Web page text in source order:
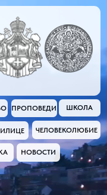
НОВОСТИ
ЧЕЛОВЕКОЛЮБИЕ
ШКОЛА